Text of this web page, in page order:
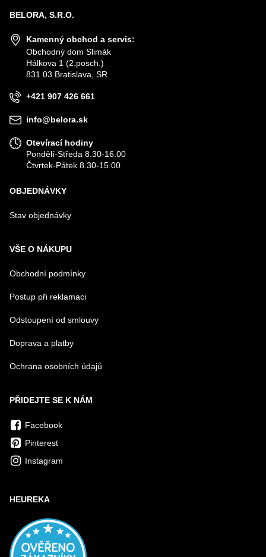
JMÉNO
VÁŠ E-MAIL
BELORA, S.R.O.
Kamenný obchod a servis:
Obchodný dom Slimák
Hálkova 1 (2.posch.)
831 03 Bratislava, SR
+421 907 426 661
info@belora.sk
Otevírací hodiny
Pondělí-Středa 8.30-16.00
Čtvrtek-Pátek 8.30-15.00
OBJEDNÁVKY
Stav objednávky
VŠE O NÁKUPU
Obchodní podmínky
Postup při reklamaci
Odstoupení od smlouvy
Doprava a platby
Ochrana osobních údajů
PŘIDEJTE SE K NÁM
Facebook
Pinterest
Instagram
HEUREKA